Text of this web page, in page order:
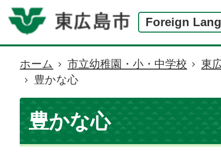
Foreign
現
在
の
置
ホーム 市立幼稚園・小・中学校
東
豊かな心
豊かな心